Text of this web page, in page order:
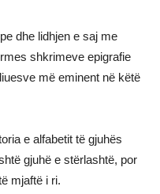
dhe lidhjen e saj me
shkrimeve epigrafie
më eminent në këtë
e alfabetit të gjuhës
gjuhë e stërlashtë, por
mjaftë i ri.